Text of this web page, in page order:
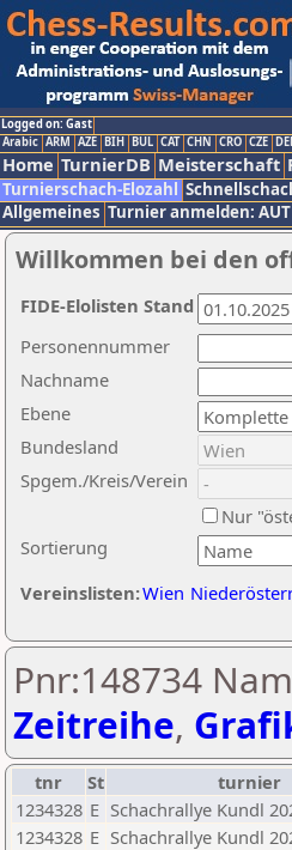
Logged on: Gast
Arabic ARM AZE BIH BUL CAT CHN CRO CZE
Home TurnierDB Meisterschaft
Turnierschach-Elozahl
Allgemeines Turnier anmelden: AUT
Willkommen bei den
Nachname
Ebene
Sortierung
Personennummer
Bundesland
Spgem./Kreis/Verein
Nur
Vereinslisten:Wien
FIDE-Elolisten Stand
Pnr:148734
Zeitreihe,
tnr St turnier
1234328 E Schachrallye Kundl
1234328 E Schachrallye Kundl